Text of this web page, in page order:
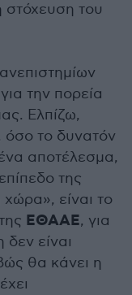
στόχευση του
την πορεία
Ελπίζω,
όσο το δυνατόν
αποτέλεσμα,
της
είναι το
ΕΘΑΑΕ, για
είναι
θα κάνει η